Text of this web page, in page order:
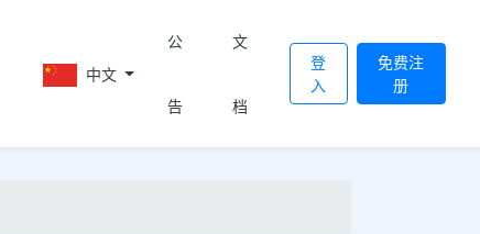
中文
公
告
文
档
登
入
免费注
册